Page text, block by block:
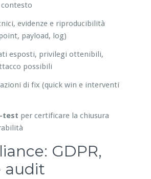
contesto
evidenze e riproducibilità
payload, log)
esposti, privilegi ottenibili,
possibili
di fix (quick win e interventi
test per certificare la chiusura
GDPR,
audit